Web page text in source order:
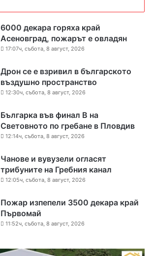
6000 декара горяха край
Асеновград, пожарът е овладян
17:07ч, събота, 8 август, 2026
Дрон се е взривил в българското
въздушно пространство
12:30ч, събота, 8 август, 2026
Българка във финал B на
Световното по гребане в Пловдив
12:14ч, събота, 8 август, 2026
Чанове и вувузели огласят
трибуните на Гребния канал
12:05ч, събота, 8 август, 2026
Пожар изпепели 3500 декара край
Първомай
11:52ч, събота, 8 август, 2026